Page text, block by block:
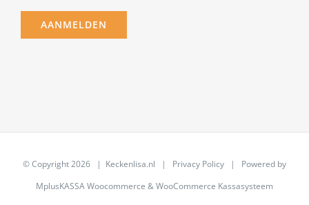
© Copyright2026 | Keckenlisa.nl | Privacy Policy | Powered by
MplusKASSA Woocommerce &WooCommerce Kassasysteem